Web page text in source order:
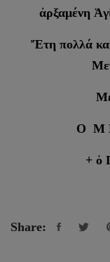
ἀρξαμένη
Ἔτη πολλά
Ο Μ
+ ὁ
Share: